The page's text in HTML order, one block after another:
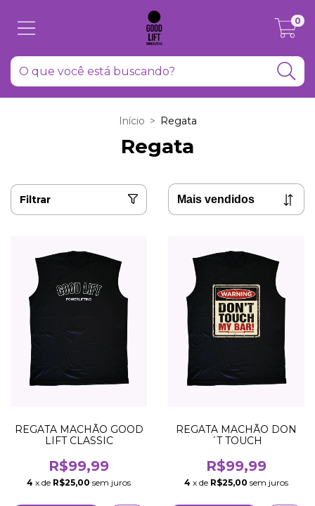
0
Início > Regata
Regata
Filtrar
REGATA MACHÃO GOOD
LIFT CLASSIC
R$99,99
4 x de R$25,00 sem juros
REGATA MACHÃO DON
´T TOUCH
R$99,99
4 x de R$25,00 sem juros